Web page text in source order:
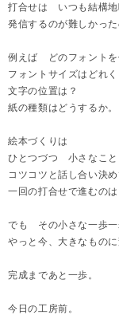
打合せは いつも結構地
発信するのが難しかっ
例えば どのフォントを
フォントサイズはどれ
文字の位置は？
紙の種類はどうするか。
絵本づくりは
ひとつづつ 小さなこと
コツコツと話し合い決
一回の打合せで進むの
でも その小さな一歩一
やっと今、大きなものに
完成まであと一歩。
今日の工房前。